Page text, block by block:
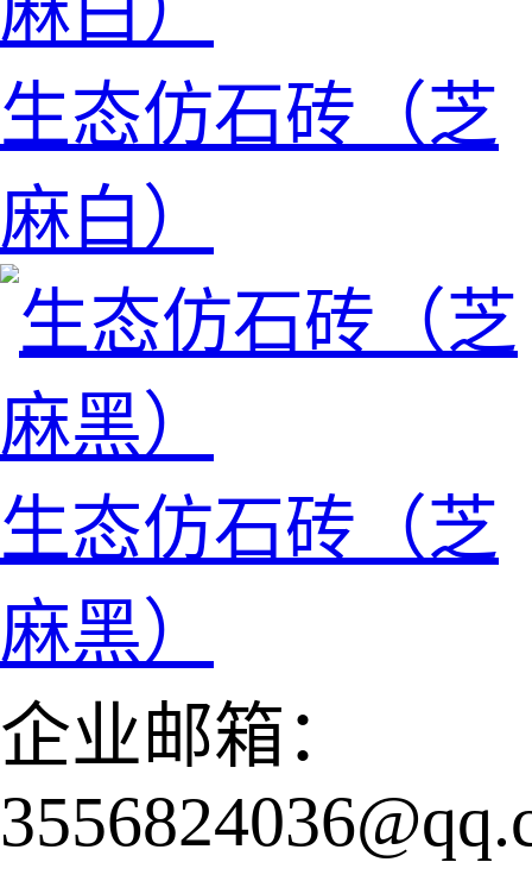
生态仿石砖（芝
麻白）
生态仿石砖（芝
麻黑）
企业邮箱：